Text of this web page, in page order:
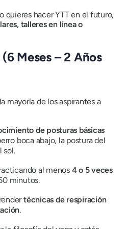
quieres hacer YTT en el futuro,
talleres en línea o
Meses – 2 Años
mayoría de los aspirantes a
de posturas básicas
boca abajo, la postura del
sol.
al menos 4 o 5 veces
minutos.
técnicas de respiración
.